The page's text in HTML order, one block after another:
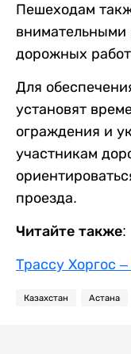
Пешеходам
внимательными
дорожных
Для
установят
ограждения и
участникам
проезда.
Читайте также:
Трассу Хоргос
Казахстан Астана